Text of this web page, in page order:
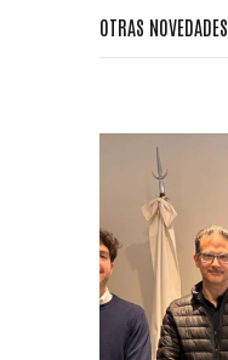
OTRAS NOVEDADES